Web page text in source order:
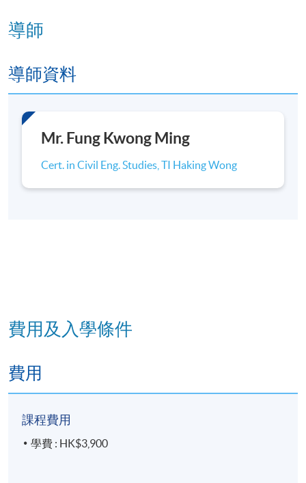
報名代碼 2492-1022 NW
日期 / 時間
地點
21/F Architectural Studio
導師
導師資料
Mr. Fung Kwong Ming
Cert. in Civil Eng. Studies, TI Haking Wong
費用及入學條件
費用
課程費用
學費 : HK$3,900